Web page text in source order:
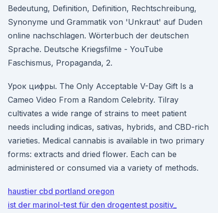
Bedeutung, Definition, Definition, Rechtschreibung,
Synonyme und Grammatik von 'Unkraut' auf Duden
online nachschlagen. Wörterbuch der deutschen
Sprache. Deutsche Kriegsfilme - YouTube
Faschismus, Propaganda, 2.
Урок цифры. The Only Acceptable V-Day Gift Is a
Cameo Video From a Random Celebrity. Tilray
cultivates a wide range of strains to meet patient
needs including indicas, sativas, hybrids, and CBD-rich
varieties. Medical cannabis is available in two primary
forms: extracts and dried flower. Each can be
administered or consumed via a variety of methods.
haustier cbd portland oregon
ist der marinol-test für den drogentest positiv_